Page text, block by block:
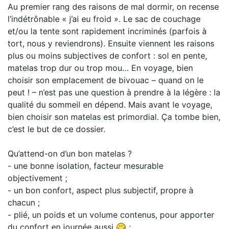
Au premier rang des raisons de mal dormir, on recense
l’indétrônable « j’ai eu froid ». Le sac de couchage
et/ou la tente sont rapidement incriminés (parfois à
tort, nous y reviendrons). Ensuite viennent les raisons
plus ou moins subjectives de confort : sol en pente,
matelas trop dur ou trop mou… En voyage, bien
choisir son emplacement de bivouac – quand on le
peut ! – n’est pas une question à prendre à la légère : la
qualité du sommeil en dépend. Mais avant le voyage,
bien choisir son matelas est primordial. Ça tombe bien,
c’est le but de ce dossier.
Qu’attend-on d’un bon matelas ?
- une bonne isolation, facteur mesurable
objectivement ;
- un bon confort, aspect plus subjectif, propre à
chacun ;
- plié, un poids et un volume contenus, pour apporter
du confort en journée aussi
;